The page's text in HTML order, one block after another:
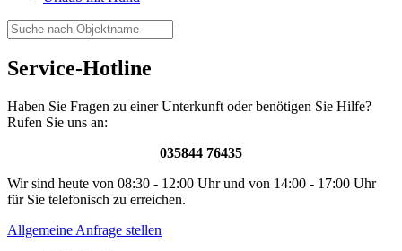
Service-Hotline
Haben Sie Fragen zu einer Unterkunft oder benötigen Sie Hilfe?
Rufen Sie uns an:
035844 76435
Wir sind heute von 08:30 - 12:00 Uhr und von 14:00 - 17:00 Uhr
für Sie telefonisch zu erreichen.
Allgemeine Anfrage stellen